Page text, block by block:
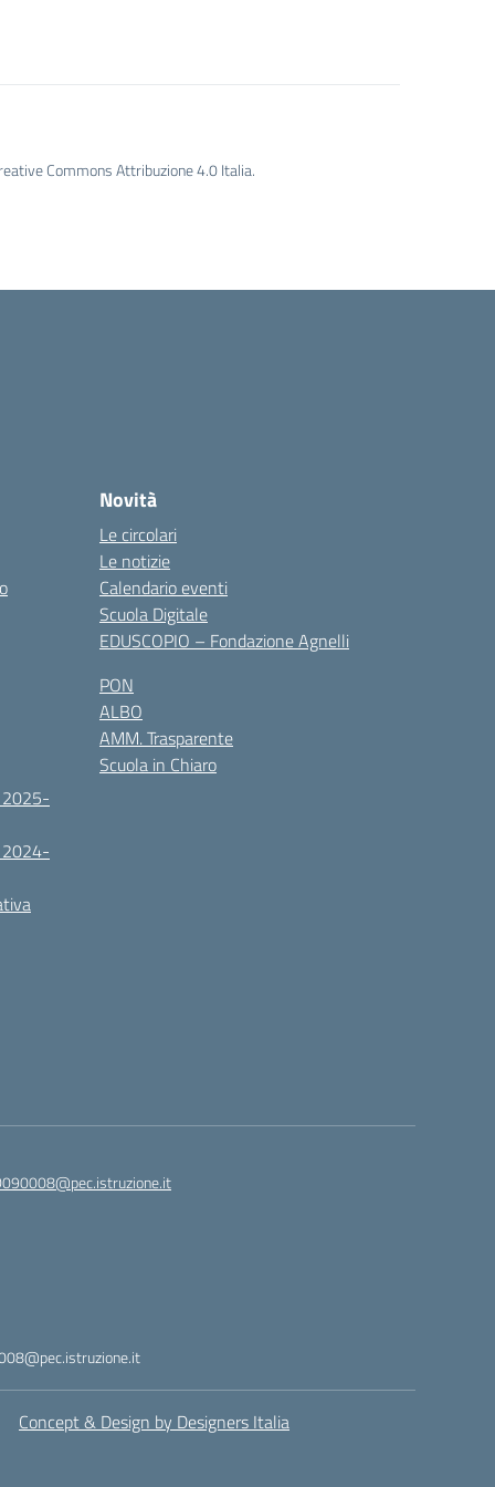
Commons Attribuzione 4.0 Italia.
2025-
2024-
Novità
Le circolari
Le notizie
Calendario eventi
Scuola Digitale
EDUSCOPIO – Fondazione Agnelli
PON
ALBO
AMM. Trasparente
Scuola in Chiaro
Concept & Design by Designers Italia